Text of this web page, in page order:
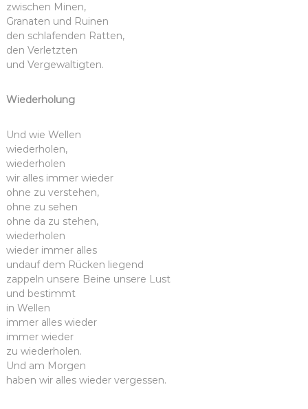
zwischen Minen,
Granaten und Ruinen
den schlafenden Ratten,
den Verletzten
und Vergewaltigten.
Wiederholung
Und wie Wellen
wiederholen,
wiederholen
wir alles immer wieder
ohne zu verstehen,
ohne zu sehen
ohne da zu stehen,
wiederholen
wieder immer alles
undauf dem Rücken liegend
zappeln unsere Beine unsere Lust
und bestimmt
in Wellen
immer alles wieder
immer wieder
zu wiederholen.
Und am Morgen
haben wir alles wieder vergessen.